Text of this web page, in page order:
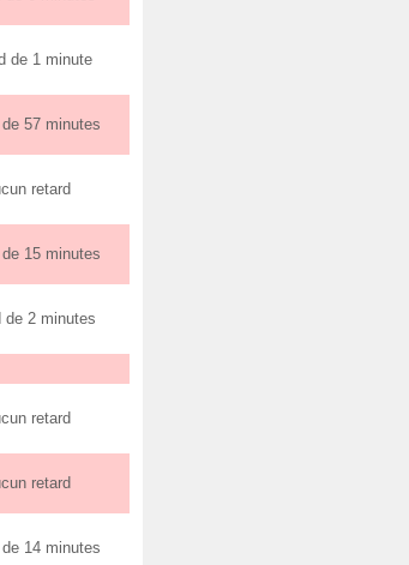
de 1 minute
de 57 minutes
retard
de 15 minutes
de 2 minutes
retard
retard
de 14 minutes